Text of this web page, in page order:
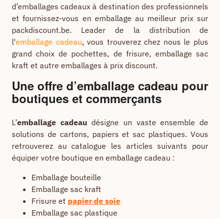
d’emballages cadeaux à destination des professionnels
et fournissez-vous en emballage au meilleur prix sur
packdiscount.be. Leader de la distribution de
l'emballage cadeau, vous trouverez chez nous le plus
grand choix de pochettes, de frisure, emballage sac
kraft et autre emballages à prix discount.
Une offre d’emballage cadeau pour
boutiques et commerçants
L’emballage cadeau désigne un vaste ensemble de
solutions de cartons, papiers et sac plastiques. Vous
retrouverez au catalogue les articles suivants pour
équiper votre boutique en emballage cadeau :
Emballage bouteille
Emballage sac kraft
Frisure et papier de soie
Emballage sac plastique